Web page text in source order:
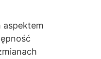
aspektem